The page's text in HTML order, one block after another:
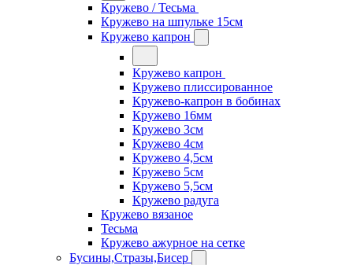
Кружево / Тесьма
Кружево на шпульке 15см
Кружево капрон
Кружево капрон
Кружево плиссированное
Кружево-капрон в бобинах
Кружево 16мм
Кружево 3см
Кружево 4см
Кружево 4,5см
Кружево 5см
Кружево 5,5см
Кружево радуга
Кружево вязаное
Тесьма
Кружево ажурное на сетке
Бусины,Стразы,Бисер